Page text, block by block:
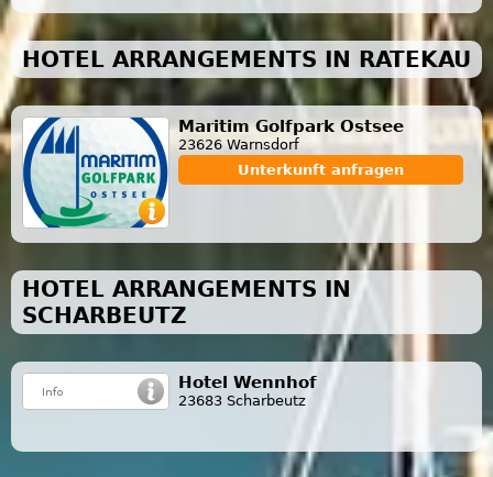
HOTEL ARRANGEMENTS IN RATEKAU
Maritim Golfpark Ostsee
23626 Warnsdorf
Unterkunft anfragen
HOTEL ARRANGEMENTS IN
SCHARBEUTZ
Hotel Wennhof
23683 Scharbeutz